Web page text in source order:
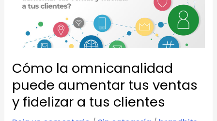
Cómo la omnicanalidad
puede aumentar tus ventas
y fidelizar a tus clientes
puede
aumentar
ventas
y
fidelizar
a
tus